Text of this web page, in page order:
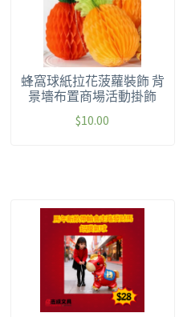
蜂窩球紙拉花菠蘿裝飾 背
景墻布置商場活動掛飾
$10.00